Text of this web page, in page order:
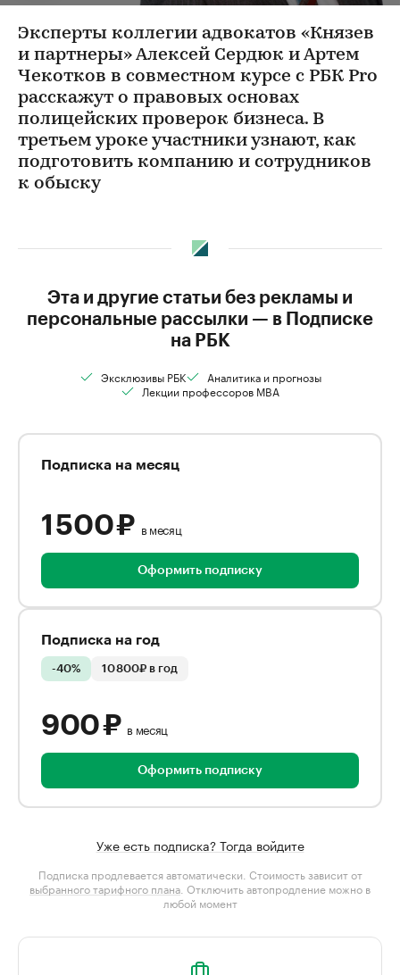
Эксперты коллегии адвокатов «Князев
и партнеры» Алексей Сердюк и Артем
Чекотков в совместном курсе с РБК Pro
расскажут о правовых основах
полицейских проверок бизнеса. В
третьем уроке участники узнают, как
подготовить компанию и сотрудников
к обыску
Эта и другие статьи без рекламы и
персональные рассылки — в Подписке
на РБК
Эксклюзивы РБК
Аналитика и прогнозы
Лекции профессоров MBA
Подписка на месяц
1 500 ₽ в месяц
Оформить подписку
Подписка на год
-40% 10 800₽ в год
900 ₽ в месяц
Оформить подписку
Уже есть подписка? Тогда войдите
Подписка продлевается автоматически. Стоимость зависит от
выбранного тарифного плана . Отключить автопродление можно в
любой момент